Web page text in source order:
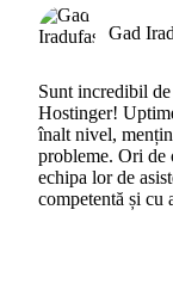
Gad
Sunt incredibil
Hostinger!
înalt nivel,
probleme. Ori de
echipa lor de
competentă și cu